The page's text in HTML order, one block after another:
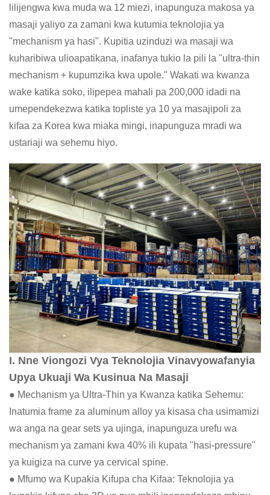
lilijengwa kwa muda wa 12 miezi, inapunguza makosa ya
masaji yaliyo za zamani kwa kutumia teknolojia ya
"mechanism ya hasi". Kupitia uzinduzi wa masaji wa
kuharibiwa ulioapatikana, inafanya tukio la pili la "ultra-thin
mechanism + kupumzika kwa upole." Wakati wa kwanza
wake katika soko, ilipepea mahali pa 200,000 idadi na
umependekezwa katika topliste ya 10 ya masajipoli za
kifaa za Korea kwa miaka mingi, inapunguza mradi wa
ustariaji wa sehemu hiyo.
I. Nne Viongozi Vya Teknolojia Vinavyowafanyia
Upya Ukuaji Wa Kusinua Na Masaji
● Mechanism ya Ultra-Thin ya Kwanza katika Sehemu:
Inatumia frame za aluminum alloy ya kisasa cha usimamizi
wa anga na gear sets ya ujinga, inapunguza urefu wa
mechanism ya zamani kwa 40% ili kupata "hasi-pressure"
ya kuigiza na curve ya cervical spine.
● Mfumo wa Kupakia Kifupa cha Kifaa: Teknolojia ya